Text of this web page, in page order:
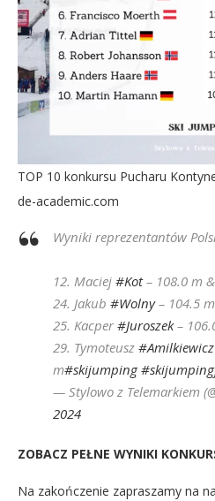
TOP 10 konkursu Pucharu
de-academic.com
Wyniki reprezentantów
12. Maciej #Kot– 108.0 m
24. Jakub #Wolny– 104.5
25. Kacper#Juroszek–
29. Tymoteusz #Amilkiewicz
m#skijumping
— Stylowo z Telemarkiem
2024
ZOBACZ PEŁNE WYNIKI
Na zakończenie zapraszamy na